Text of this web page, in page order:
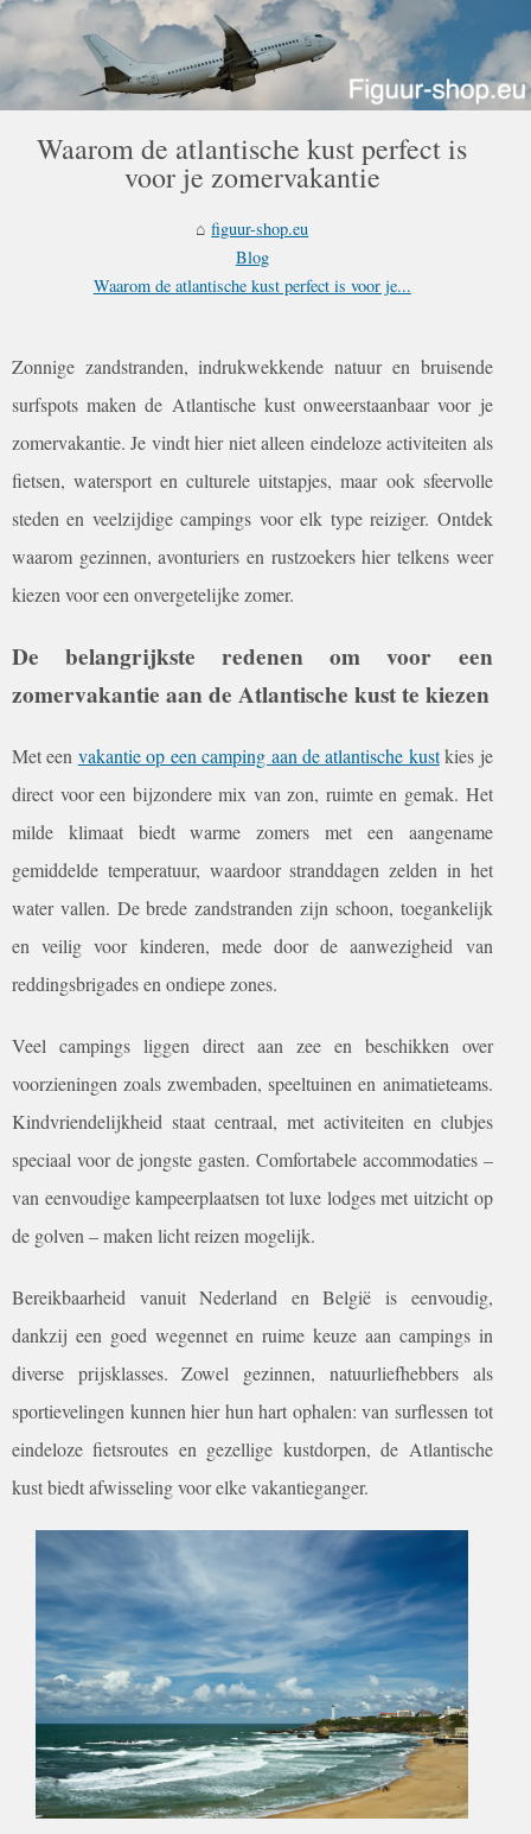
Waarom de atlantische kust perfect is
voor je zomervakantie
figuur-shop.eu
Blog
Waarom de atlantische kust perfect is voor je...
Zonnige zandstranden, indrukwekkende natuur en bruisende
surfspots maken de Atlantische kust onweerstaanbaar voor je
zomervakantie. Je vindt hier niet alleen eindeloze activiteiten als
fietsen, watersport en culturele uitstapjes, maar ook sfeervolle
steden en veelzijdige campings voor elk type reiziger. Ontdek
waarom gezinnen, avonturiers en rustzoekers hier telkens weer
kiezen voor een onvergetelijke zomer.
De belangrijkste redenen om voor een
zomervakantie aan de Atlantische kust te kiezen
Met een vakantie op een camping aan de atlantische kustkies je
direct voor een bijzondere mix van zon, ruimte en gemak. Het
milde klimaat biedt warme zomers met een aangename
gemiddelde temperatuur, waardoor stranddagenzelden in het
water vallen. De brede zandstranden zijn schoon, toegankelijk
en veilig voor kinderen, mede door de aanwezigheid van
reddingsbrigades en ondiepe zones.
Veel campings liggen direct aan zee en beschikken over
voorzieningen zoals zwembaden, speeltuinen en animatieteams.
Kindvriendelijkheid staat centraal, met activiteiten en clubjes
speciaal voor de jongste gasten. Comfortabele accommodaties –
van eenvoudige kampeerplaatsen tot luxe lodges met uitzicht op
de golven – maken licht reizen mogelijk.
Bereikbaarheid vanuit Nederland en België is eenvoudig,
dankzij een goed wegennet en ruime keuze aan campings in
diverse prijsklasses. Zowel gezinnen, natuurliefhebbers als
sportievelingen kunnen hier hun hart ophalen: van surflessen tot
eindeloze fietsroutes en gezellige kustdorpen, de Atlantische
kust biedt afwisseling voor elke vakantieganger.